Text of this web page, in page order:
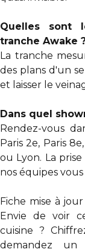
Quelles sont
tranche Awake
La tranche
des plans d'un
et laisser le
Dans quel
Rendez-vous
Paris 2e, Paris
ou Lyon. La
nos équipes
Fiche mise à
Envie de voir
cuisine ?
demandez